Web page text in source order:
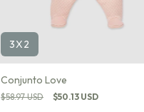
3X2
Conjunto Love
$58.97 USD $50.13 USD